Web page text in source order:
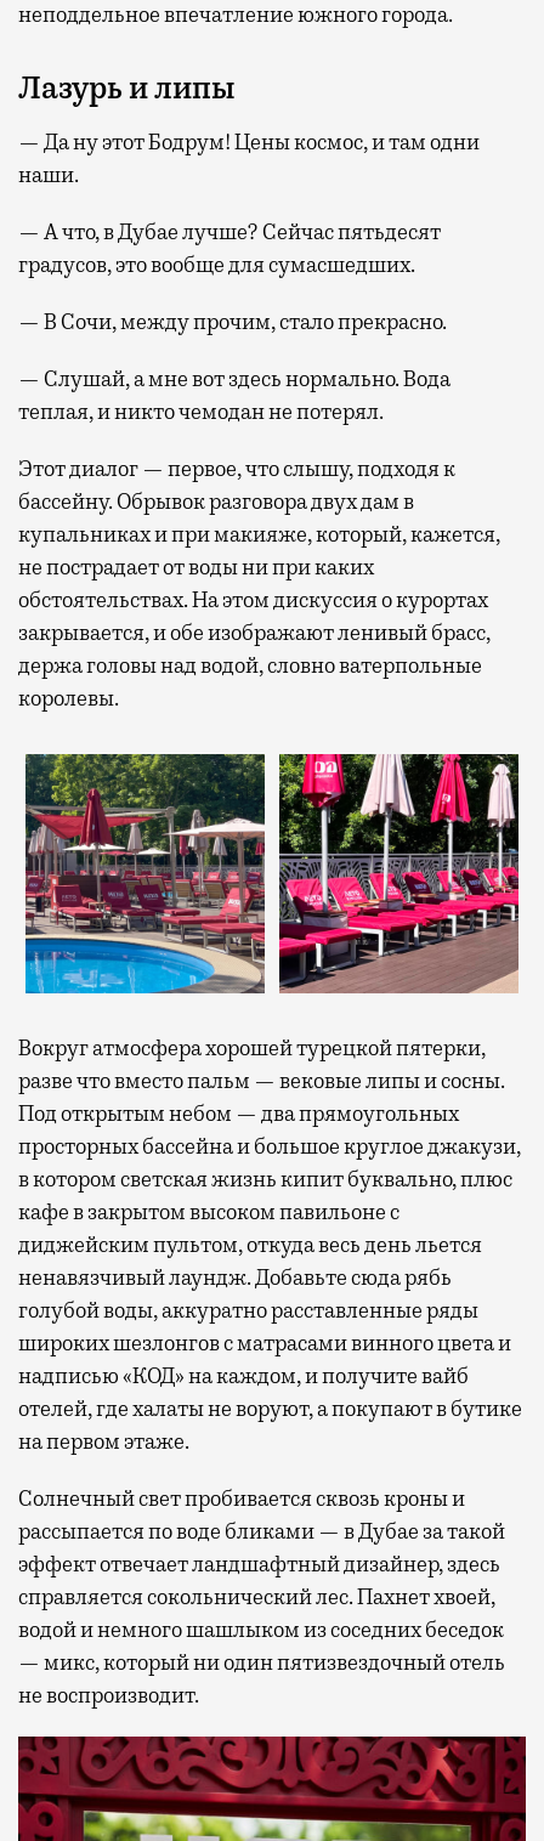
неподдельное впечатление южного города.
Лазурь и липы
— Да ну этот Бодрум! Цены космос, и там одни
наши.
— А что, в Дубае лучше? Сейчас пятьдесят
градусов, это вообще для сумасшедших.
— В Сочи, между прочим, стало прекрасно.
— Слушай, а мне вот здесь нормально. Вода
теплая, и никто чемодан не потерял.
Этот диалог — первое, что слышу, подходя к
бассейну. Обрывок разговора двух дам в
купальниках и при макияже, который, кажется,
не пострадает от воды ни при каких
обстоятельствах. На этом дискуссия о курортах
закрывается, и обе изображают ленивый брасс,
держа головы над водой, словно ватерпольные
королевы.
Вокруг атмосфера хорошей турецкой пятерки,
разве что вместо пальм — вековые липы и сосны.
Под открытым небом — два прямоугольных
просторных бассейна и большое круглое джакузи,
в котором светская жизнь кипит буквально, плюс
кафе в закрытом высоком павильоне с
диджейским пультом, откуда весь день льется
ненавязчивый лаундж. Добавьте сюда рябь
голубой воды, аккуратно расставленные ряды
широких шезлонгов с матрасами винного цвета и
надписью «КОД» на каждом, и получите вайб
отелей, где халаты не воруют, а покупают в бутике
на первом этаже.
Солнечный свет пробивается сквозь кроны и
рассыпается по воде бликами — в Дубае за такой
эффект отвечает ландшафтный дизайнер, здесь
справляется сокольнический лес. Пахнет хвоей,
водой и немного шашлыком из соседних беседок
— микс, который ни один пятизвездочный отель
не воспроизводит.